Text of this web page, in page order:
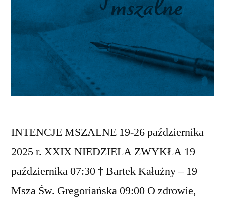
INTENCJE MSZALNE 19-26 października
2025 r. XXIX NIEDZIELA ZWYKŁA 19
października 07:30 † Bartek Kałużny – 19
Msza Św. Gregoriańska 09:00 O zdrowie,